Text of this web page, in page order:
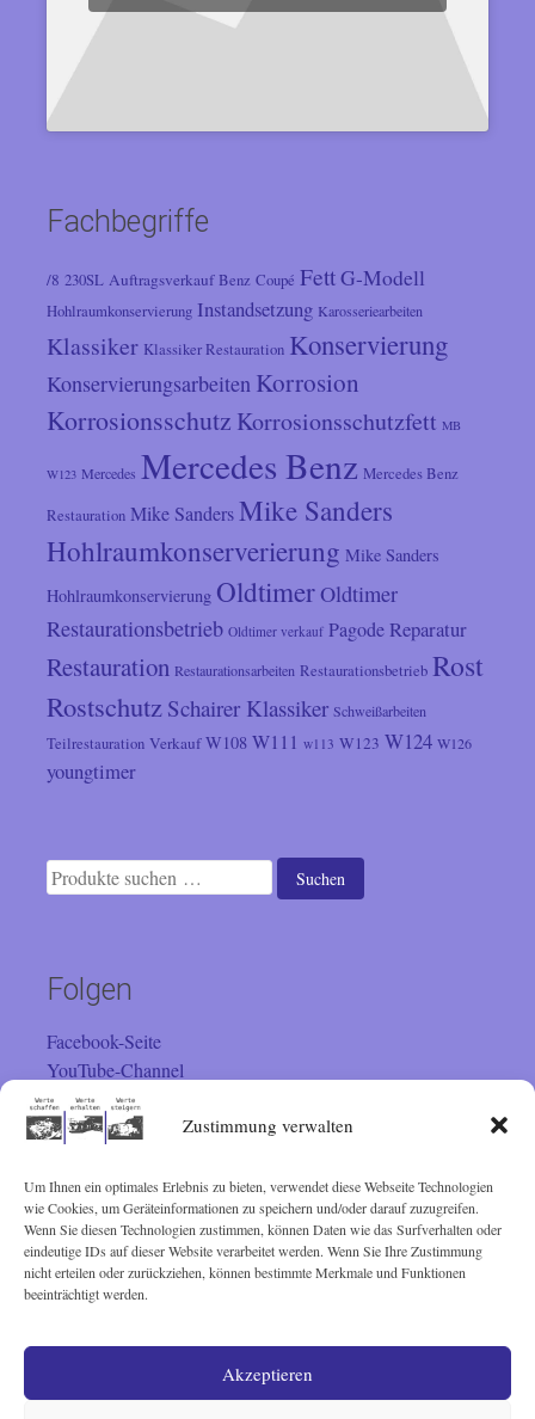
Zustimmung verwalten
Um Ihnen ein optimales Erlebnis zu bieten, verwendet diese Webseite Technologien
wie Cookies, um Geräteinformationen zu speichern und/oder darauf zuzugreifen.
Wenn Sie diesen Technologien zustimmen, können Daten wie das Surfverhalten oder
eindeutige IDs auf dieser Website verarbeitet werden. Wenn Sie Ihre Zustimmung
nicht erteilen oder zurückziehen, können bestimmte Merkmale und Funktionen
beeinträchtigt werden.
Akzeptieren
Fachbegriffe
/8 230SL Auftragsverkauf Benz Coupé FettG-Modell
Hohlraumkonservierung Instandsetzung Karosseriearbeiten
Klassiker Klassiker Restauration Konservierung
Konservierungsarbeiten Korrosion
Korrosionsschutz Korrosionsschutzfett MB
W123 Mercedes Mercedes Benz Mercedes Benz
Restauration Mike SandersMike Sanders
Hohlraumkonserverierung Mike Sanders
Hohlraumkonservierung OldtimerOldtimer
Restaurationsbetrieb Oldtimer verkauf PagodeReparatur
Restauration Restaurationsarbeiten Restaurationsbetrieb Rost
Rostschutz Schairer Klassiker Schweißarbeiten
Teilrestauration Verkauf W108 W111 w113 W123 W124 W126
youngtimer
Suchen
nach:
Suchen
Folgen
Facebook-Seite
YouTube-Channel
Instagram
Besucher
Sie sind seit 01.02.2001 der